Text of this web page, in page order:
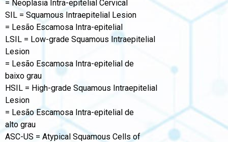
= Neoplasia Intra-epitelial Cervical
SIL = Squamous Intraepitelial Lesion
= Lesão Escamosa Intra-epitelial
LSIL = Low-grade Squamous Intraepitelial
Lesion
= Lesão Escamosa Intra-epitelial de
baixo grau
HSIL = High-grade Squamous Intraepitelial
Lesion
= Lesão Escamosa Intra-epitelial de
alto grau
ASC-US = Atypical Squamous Cells of